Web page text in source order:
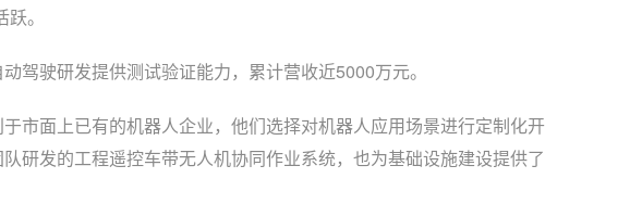
。
驶研发提供测试验证能力，累计营收近5000万元。
面上已有的机器人企业，他们选择对机器人应用场景进行定制化开
研发的工程遥控车带无人机协同作业系统，也为基础设施建设提供了